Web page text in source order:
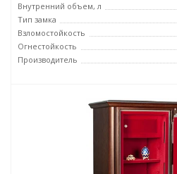
Внутренний объем, л
Тип замка
Взломостойкость
Огнестойкость
Производитель